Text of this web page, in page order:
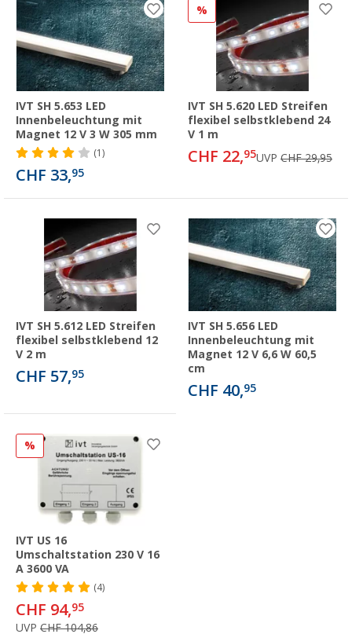
IVT SH 5.653 LED
Innenbeleuchtung mit
Magnet 12 V 3 W 305 mm
(1)
CHF 33,95
%
IVT SH 5.620 LED Streifen
flexibel selbstklebend 24
V 1 m
CHF 22,95UVP CHF 29,95
IVT SH 5.612 LED Streifen
flexibel selbstklebend 12
V 2 m
CHF 57,95
IVT SH 5.656 LED
Innenbeleuchtung mit
Magnet 12 V 6,6 W 60,5
cm
CHF 40,95
%
IVT US 16
Umschaltstation 230 V 16
A 3600 VA
(4)
CHF 94,95
UVP CHF 104,86